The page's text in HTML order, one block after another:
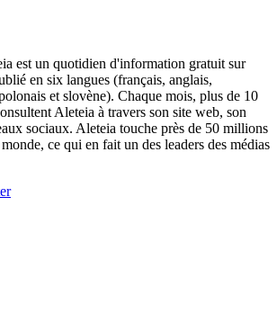
est un quotidien d'information gratuit sur
en six langues (français, anglais,
et slovène). Chaque mois, plus de 10
Aleteia à travers son site web, son
sociaux. Aleteia touche près de 50 millions
ce qui en fait un des leaders des médias